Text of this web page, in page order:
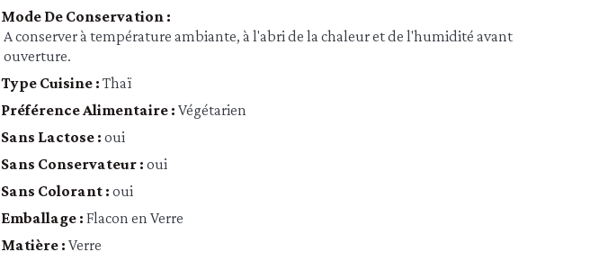
Mode De Conservation :
A conserver à température ambiante, à l'abri de la chaleur et de l'humidité avant
ouverture.
Type Cuisine : Thaï
Préférence Alimentaire : Végétarien
Sans Lactose : oui
Sans Conservateur : oui
Sans Colorant : oui
Emballage : Flacon en Verre
Matière : Verre